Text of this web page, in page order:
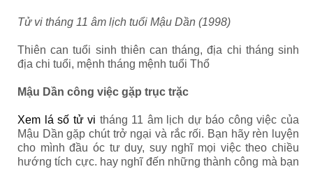
Tử vi tháng 11 âm lịch tuổi Mậu Dần (1998)
Thiên can tuổi sinh thiên can tháng, địa chi tháng sinh
địa chi tuổi, mệnh tháng mệnh tuổi Thổ
Mậu Dần công việc gặp trục trặc
Xem lá số tử vi tháng 11 âm lịch dự báo công việc của
Mậu Dần gặp chút trở ngại và rắc rối. Bạn hãy rèn luyện
cho mình đầu óc tư duy, suy nghĩ mọi việc theo chiều
hướng tích cực. hay nghĩ đến những thành công mà bạn